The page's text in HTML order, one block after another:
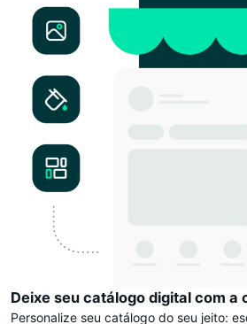
Deixe seu catálogo digital com a
Personalize seu catálogo do seu jeito: